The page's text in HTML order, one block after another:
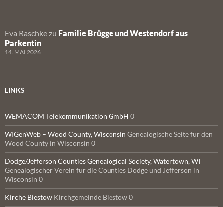
Eva Raschke zu Familie Brügge und Westendorf aus
Parkentin
14. MAI 2026
LINKS
WEMACOM Telekommunikation GmbH 0
WIGenWeb – Wood County, Wisconsin Genealogische Seite für den
Wood County in Wisconsin 0
Dodge/Jefferson Counties Genealogical Society, Watertown, WI
Genealogischer Verein für die Counties Dodge und Jefferson in
Wisconsin 0
Kirche Biestow Kirchgemeinde Biestow 0